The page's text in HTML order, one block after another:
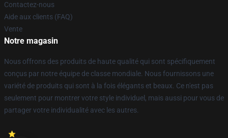
Contactez-nous
Aide aux clients (FAQ)
Vente
Notre magasin
Nous offrons des produits de haute qualité qui sont spécifiquement
conçus par notre équipe de classe mondiale. Nous fournissons une
variété de produits qui sont à la fois élégants et beaux. Ce n'est pas
seulement pour montrer votre style individuel, mais aussi pour vous de
partager votre individualité avec les autres.